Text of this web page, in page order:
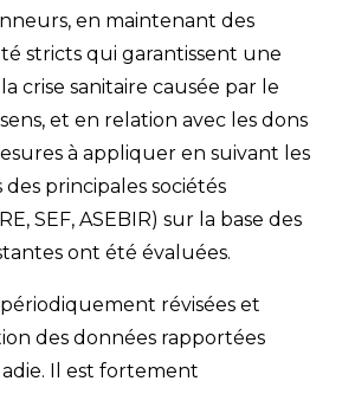
en maintenant des
stricts qui garantissent une
crise sanitaire causée par le
sens, et en relation avec les dons
à appliquer en suivant les
principales sociétés
SEF, ASEBIR) sur la base des
ont été évaluées.
révisées et
des données rapportées
Il est fortement